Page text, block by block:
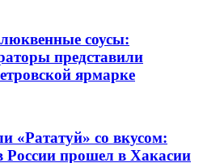
соусы:
представили
ярмарке
«Рататуй» со вкусом:
России прошел в Хакасии